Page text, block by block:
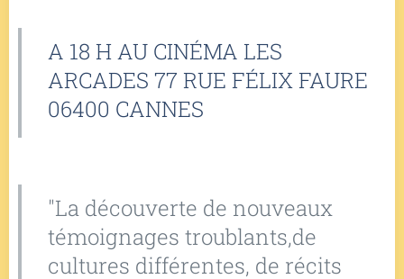
A 18 H AU CINÉMA LES
ARCADES 77 RUE FÉLIX FAURE
06400 CANNES
"La découverte de nouveaux
témoignages troublants,de
cultures différentes, de récits